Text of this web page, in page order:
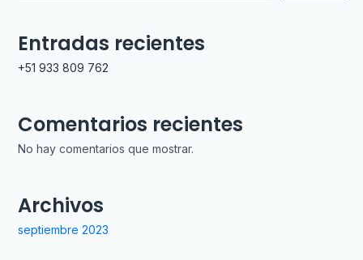
Entradas recientes
+51 933 809 762
Comentarios recientes
No hay comentarios que mostrar.
Archivos
septiembre 2023